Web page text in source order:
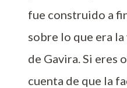
fue construido a
sobre lo que era
de Gavira. Si eres
cuenta de que la